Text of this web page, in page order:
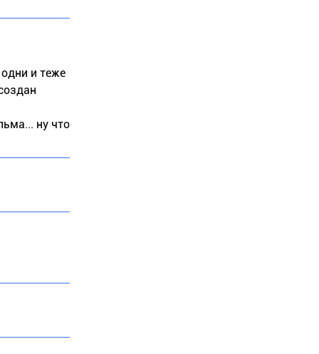
и теже
ну что